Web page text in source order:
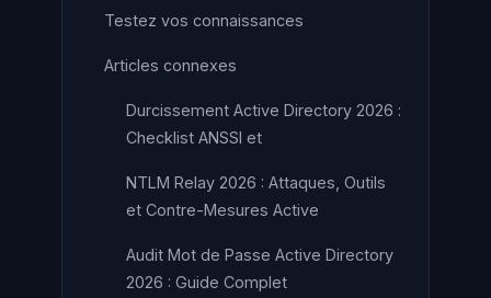
Testez vos connaissances
Articles connexes
Durcissement Active Directory 2026 :
Checklist ANSSI et
NTLM Relay 2026 : Attaques, Outils
et Contre-Mesures Active
Audit Mot de Passe Active Directory
2026 : Guide Complet